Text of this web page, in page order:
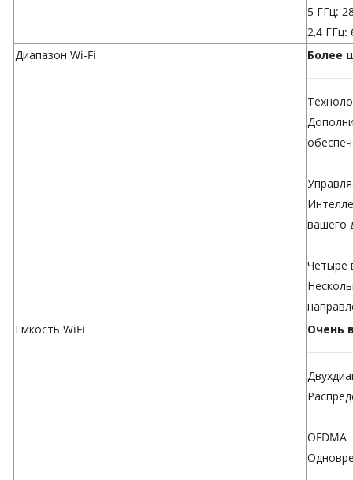
5 ГГц:
2,4 ГГц:
Диапазон Wi-Fi
Более
вашего
Четыре
Емкость WiFi
Очень
OFDMA